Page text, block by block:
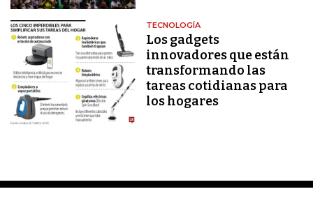
TECNOLOGÍA
Los gadgets
innovadores que están
transformando las
tareas cotidianas para
los hogares